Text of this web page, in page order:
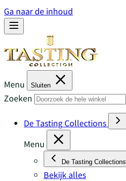
Ga naar de inhoud
Menu Sluiten
Zoeken
De Tasting Collections
Menu
De Tasting Collections
Bekijk alles